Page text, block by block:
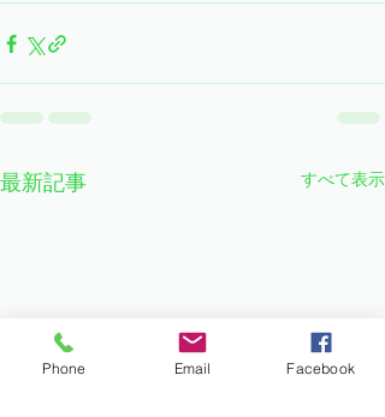
最新記事 すべて表示
Phone Email Facebook